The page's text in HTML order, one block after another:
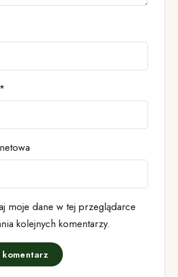
*
moje dane w tej przeglądarce
kolejnych komentarzy.